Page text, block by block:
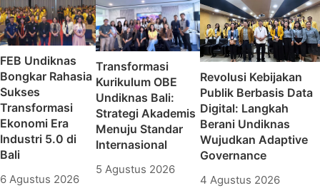
FEB Undiknas
Bongkar Rahasia
Sukses
Transformasi
Ekonomi Era
Industri 5.0 di
Bali
6 Agustus 2026
Transformasi
Kurikulum OBE
Undiknas Bali:
Strategi Akademis
Menuju Standar
Internasional
5 Agustus 2026
Revolusi Kebijakan
Publik Berbasis Data
Digital: Langkah
Berani Undiknas
Wujudkan Adaptive
Governance
4 Agustus 2026